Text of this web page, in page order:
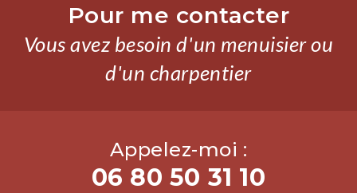
Pour me contacter
Vous avez besoin d'un menuisier ou
d'un charpentier
Appelez-moi :
06 80 50 31 10